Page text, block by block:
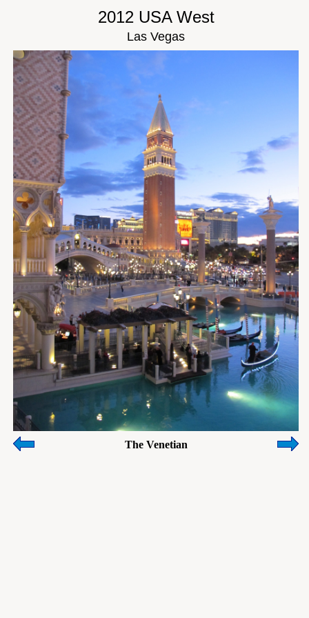
2012 USA West
Las Vegas
The Venetian